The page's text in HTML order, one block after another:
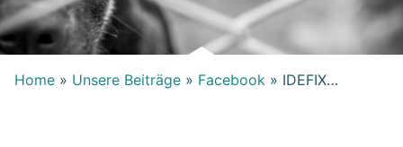
Home » Unsere Beiträge » Facebook » IDEFIX…